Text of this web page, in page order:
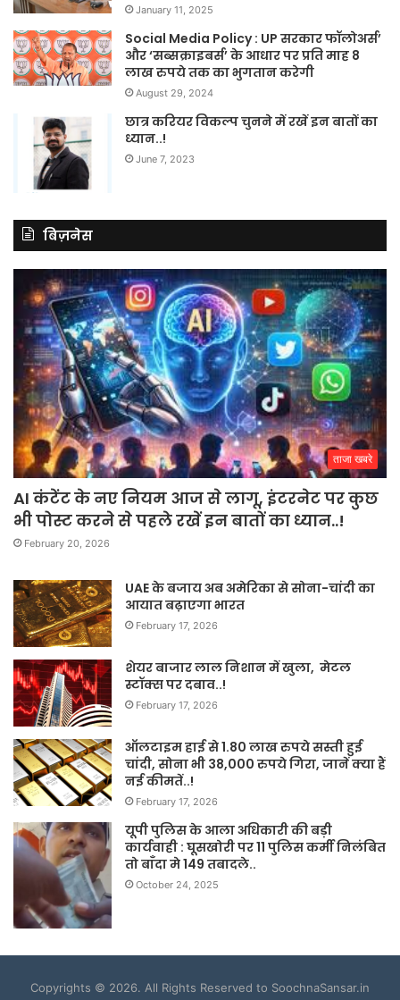
January 11, 2025
Social Media Policy : UP सरकार फॉलोअर्स’
और ‘सब्सक्राइबर्स’ के आधार पर प्रति माह 8
लाख रुपये तक का भुगतान करेगी
August 29, 2024
छात्र करियर विकल्प चुनने में रखें इन बातों का
ध्यान..!
June 7, 2023
बिज़नेस
ताजा खबरे
AI कंटेंट के नए नियम आज से लागू, इंटरनेट पर कुछ
भी पोस्ट करने से पहले रखें इन बातों का ध्यान..!
February 20, 2026
UAE के बजाय अब अमेरिका से सोना-चांदी का
आयात बढ़ाएगा भारत
February 17, 2026
शेयर बाजार लाल निशान में खुला, मेटल
स्टॉक्स पर दबाव..!
February 17, 2026
ऑलटाइम हाई से 1.80 लाख रुपये सस्ती हुई
चांदी, सोना भी 38,000 रुपये गिरा, जानें क्या हैं
नई कीमतें..!
February 17, 2026
यूपी पुलिस के आला अधिकारी की बड़ी
कार्यवाही : घूसखोरी पर 11 पुलिस कर्मी निलंबित
तो बाँदा मे 149 तबादले..
October 24, 2025
Copyrights © 2026. All Rights Reserved to SoochnaSansar.in